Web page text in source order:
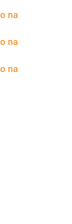
na
na
na